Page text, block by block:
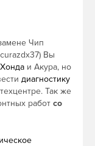
Чип
Вы
и Акура, но
диагностику
Так же
работ со